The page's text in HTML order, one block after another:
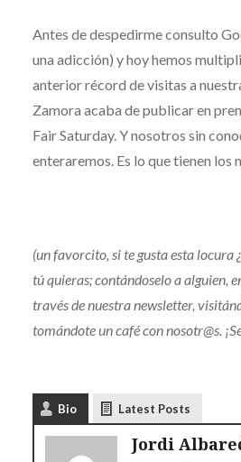
Antes de despedirme consulto
una adicción) y hoy hemos
anterior récord de visitas a
Zamora acaba de publicar en
Fair Saturday. Y nosotros sin
enteraremos. Es lo que tienen
(un favorcito, si te gusta esta locura
tú quieras; contándoselo a alguien,
través de nuestra newsletter,
tomándote un café con nosotr@s.
Bio Latest Posts
Jordi